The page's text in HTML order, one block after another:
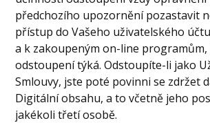
předchozího upozornění pozastavit
přístup do Vašeho uživatelského účtu
a k zakoupeným on-line programům,
odstoupení týká. Odstoupíte-li jako
Smlouvy, jste poté povinni se zdržet
Digitální obsahu, a to včetně jeho
jakékoli třetí osobě.